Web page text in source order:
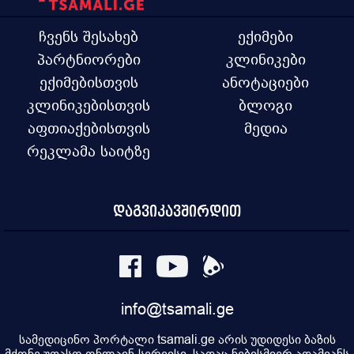
ჩვენს შესახებ
პარტნიორები
ექიმებისთვის
კლინიკებისთვის
აფთიაქებისთვის
რეკლამა საიტზე
ექიმები
კლინიკები
ანოტაციები
ბლოგი
მედია
დაგვიკავშირდით
info@tsamali.ge
სამედიცინო პორტალი tsamali.ge არის უდიდესი ბაზის